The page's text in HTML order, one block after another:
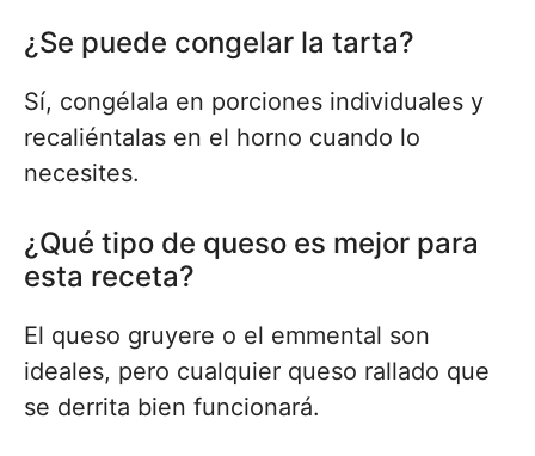
¿Se puede congelar la tarta?
Sí, congélala en porciones individuales y
recaliéntalas en el horno cuando lo
necesites.
¿Qué tipo de queso es mejor para
esta receta?
El queso gruyere o el emmental son
ideales, pero cualquier queso rallado que
se derrita bien funcionará.